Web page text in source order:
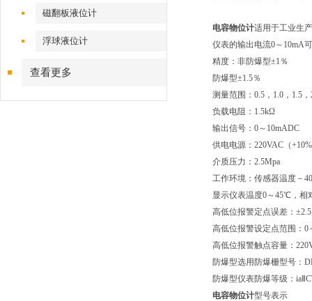
磁翻板液位计
浮球液位计
查看更多
电容物位计适用于工业生
仪表的输出电流0～10mA
精度：非防爆型±1％
防爆型±1.5％
测量范围：0.5，1.0，1.5
负载电阻：1.5kΩ
输出信号：0～10mADC
供电电源：220VAC（
介质压力：2.5Mpa
工作环境：传感器温度－
显示仪表温度0～45℃，相
高低位报警定点误差：
高低位报警设定点范围：0
高低位报警触点容量：
防爆型选用防爆栅型号：
防爆型仪表防爆等级：
电容物位计型号表示